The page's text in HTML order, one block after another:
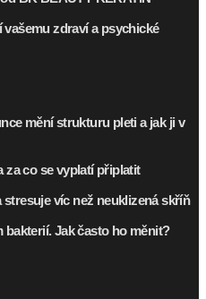
zdraví a psychické
mění strukturu pleti a jak ji v
za co se vyplatí připlatit
víc než neuklizená skříň
Jak často ho měnit?